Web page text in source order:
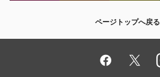
ページトップへ戻る